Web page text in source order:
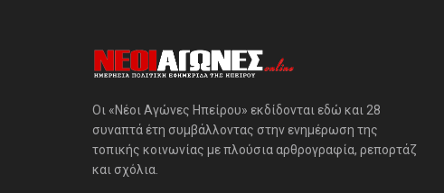
Οι «Νέοι Αγώνες Ηπείρου» εκδίδονται εδώ και 28
συναπτά έτη συμβάλλοντας στην ενημέρωση της
τοπικής κοινωνίας με πλούσια αρθρογραφία, ρεπορτάζ
και σχόλια.